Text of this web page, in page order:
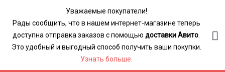
Уважаемые покупатели!
Рады сообщить, что в нашем интернет-магазине теперь
доступна отправка заказов с помощью доставки Авито
Это удобный и выгодный способ получить ваши покупки.
Узнать больше.